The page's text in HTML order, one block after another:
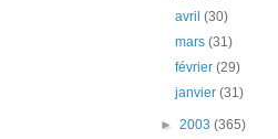
avril(30)
mars(31)
février(29)
janvier(31)
► 2003 (365)